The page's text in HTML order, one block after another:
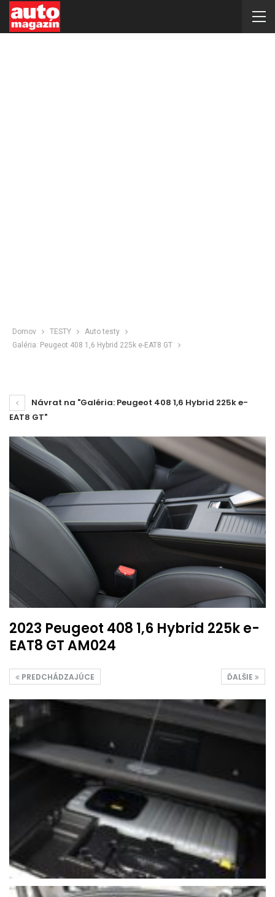
Domov TESTY
Auto testy
Galéria: Peugeot 408 1,6 Hybrid 225k e-EAT8 GT
Návrat na "Galéria: Peugeot 408 1,6 Hybrid 225k e-
EAT8 GT"
2023 Peugeot 408 1,6 Hybrid 225k e-
EAT8 GT AM024
ĎALŠIE
PREDCHÁDZAJÚCE